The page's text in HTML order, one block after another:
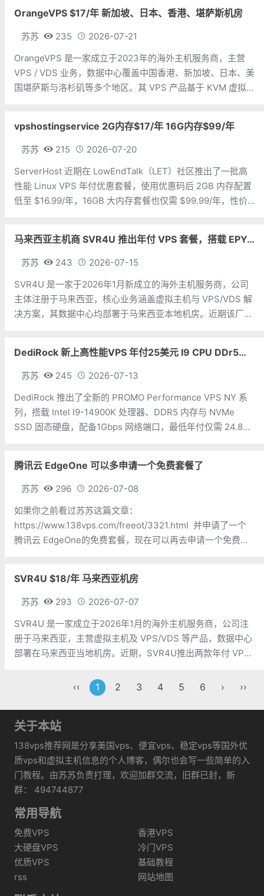
术，机房覆
OrangeVPS $17/年 新加坡、日本、香港、堪萨斯机房
苏苏 235
2026-07-21
OrangeVPS 是一家成立于2023年的海外主机服务商，主营
VPS / VDS 业务，数据中心覆盖中国香港、新加坡、日本、美
国堪萨斯与洛杉矶等多个地区。其 VPS 产品基于 KVM 虚拟
vpshostingservice 2G内存$17/年 16G内存$99/年
苏苏 215
2026-07-20
ServerHost 近期在 LowEndTalk（LET）社区推出了一批高
性能 Linux VPS 年付优惠套餐，使用优惠码后 2GB 内存配置
低至 $16.99/年，16GB 大内存套餐也仅需 $99.99/年，性价
马来西亚主机商 SVR4U 推出年付 VPS 套餐，搭载 EPYC/至强铂金，支持支付宝
苏苏 243
2026-07-15
SVR4U 是一家于2026年1月新成立的海外主机服务商，公司
主体注册于马来西亚，核心业务涵盖虚拟主机与 VPS/VDS 解
决方案，其数据中心均部署于马来西亚本地机房。近期该厂商
DediRock 新上高性能VPS 年付25美元 I9 CPU DDr5内存 纽约机房
苏苏 245
2026-07-13
DediRock 推出了全新的 PROMO Performance VPS NY 系
列，搭载 Intel I9-14900K 处理器、DDR5 内存与 NVMe
SSD 固态硬盘，配备1Gbps 网络端口，最低年付仅需 24.88
腾讯云 EdgeOne 可以多申请一个免费套餐了
苏苏 296
2026-07-08
如果你之前看过苏苏这篇文章：
https://www.138vps.com/freeot/3321.html 并申请了一个
腾讯云 EdgeOne的免费套餐，现在可以再去申请一个免费套
SVR4U $18/年 马来西亚机房
苏苏 293
2026-07-07
SVR4U 是一家成立于2026年1月的海外主机服务商，公司注
册于马来西亚，主营虚拟主机及 VPS/VDS 等产品，数据中心
部署在马来西亚当地机房。近期，SVR4U推出两款年付 VPS
Platinum）处理器与 SSD 固态硬盘，并同时
‹‹ 1 2 3 4 5 6 › ››
关于本站
138vps推荐网是分享美国vps、便宜vps、稳定vps等国外优
质vps和虚拟主机信息的个人博客，偶尔也会写一些简单的入
门教程。由苏苏负责打理，欢迎加群交流，旧群已封，新
群： 494744877
常用导航
免费VPS
香港VPS
大硬盘VPS
冷门VPS
优质VPS
基础教程
rss
网站地图